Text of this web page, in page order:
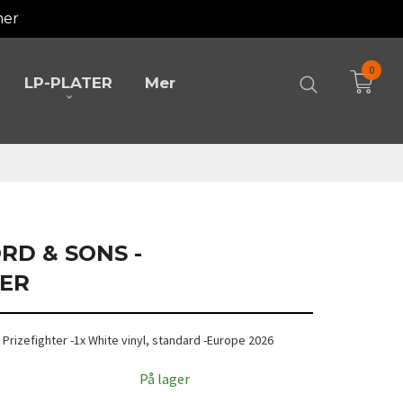
LP-PLATER Mer
0
& SONS -
Prizefighter -1x White vinyl, standard -Europe 2026
På lager